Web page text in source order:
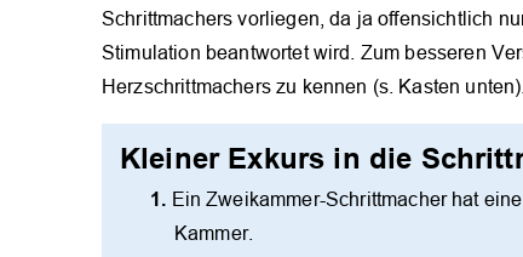
Schrittmachers vorliegen, da ja offensichtlich
Stimulation beantwortet wird. Zum besseren
Herzschrittmachers zu kennen (s. Kasten unten).
Kleiner Exkurs in die
Ein Zweikammer-Schrittmacher hat
Kammer.